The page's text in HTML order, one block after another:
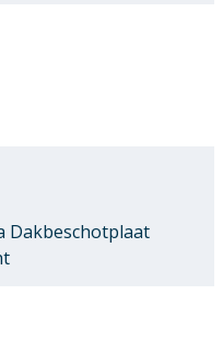
Dakbeschotplaat